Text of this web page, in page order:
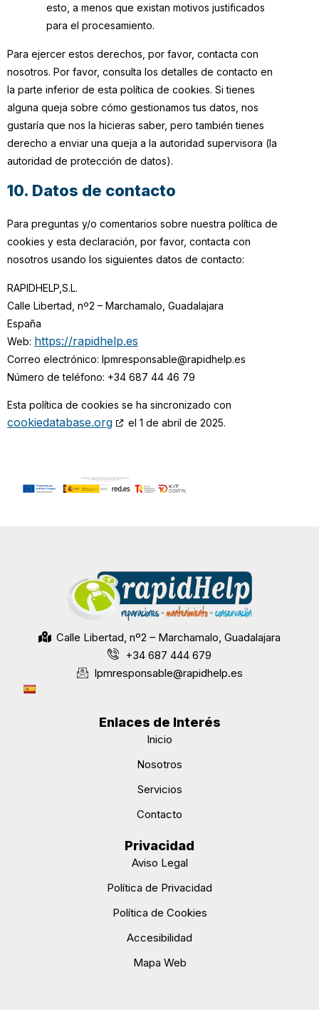
esto, a menos que existan motivos justificados
para el procesamiento.
Para ejercer estos derechos, por favor, contacta con
nosotros. Por favor, consulta los detalles de contacto en
la parte inferior de esta política de cookies. Si tienes
alguna queja sobre cómo gestionamos tus datos, nos
gustaría que nos la hicieras saber, pero también tienes
derecho a enviar una queja a la autoridad supervisora (la
autoridad de protección de datos).
10. Datos de contacto
Para preguntas y/o comentarios sobre nuestra política de
cookies y esta declaración, por favor, contacta con
nosotros usando los siguientes datos de contacto:
RAPIDHELP,S.L.
Calle Libertad, nº2 – Marchamalo, Guadalajara
España
Web: https://rapidhelp.es
Correo electrónico: lpmresponsable@rapidhelp.es
Número de teléfono: +34 687 44 46 79
Esta política de cookies se ha sincronizado con
cookiedatabase.org el 1 de abril de 2025.
Calle Libertad, nº2 – Marchamalo, Guadalajara
+34 687 444 679
lpmresponsable@rapidhelp.es
Enlaces de Interés
Inicio
Nosotros
Servicios
Contacto
Privacidad
Aviso Legal
Política de Privacidad
Política de Cookies
Accesibilidad
Mapa Web